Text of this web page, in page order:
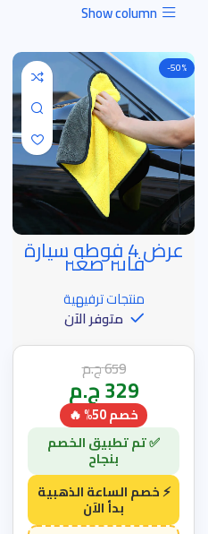
Show column
-50%
خصم الساعة الذهبيةعرض 4 فوطه سيارة
فايبر صغير
منتجات ترفيهية
متوفر الآن
659ج.م
329ج.م
خصم 50% 🔥